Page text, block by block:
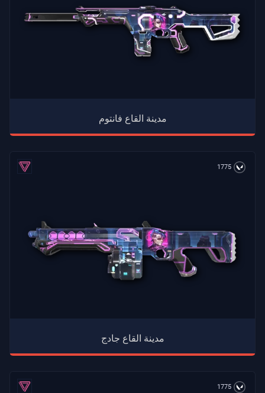
مدينة القاع فانتوم
1775
مدينة القاع جادج
1775